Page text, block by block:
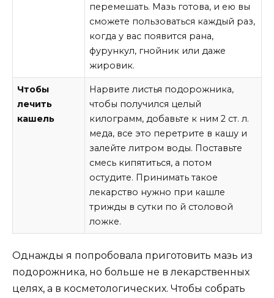
перемешать. Мазь готова, и ею вы
сможете пользоваться каждый раз,
когда у вас появится рана,
фурункул, гнойник или даже
жировик.
Чтобы
лечить
кашель
Нарвите листья подорожника,
чтобы получился целый
килограмм, добавьте к ним 2 ст. л.
меда, все это перетрите в кашу и
залейте литром воды. Поставьте
смесь кипятиться, а потом
остудите. Принимать такое
лекарство нужно при кашле
трижды в сутки по й столовой
ложке.
Однажды я попробовала приготовить мазь из
подорожника, но больше не в лекарственных
целях, а в косметологических. Чтобы собрать